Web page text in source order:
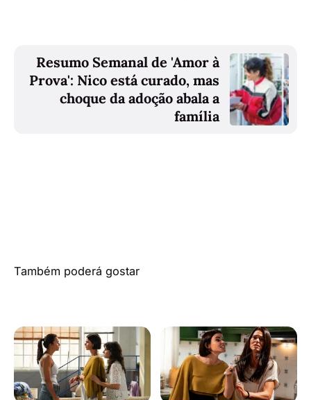
Resumo Semanal de 'Amor à
Prova': Nico está curado, mas
choque da adoção abala a
família
Também poderá gostar